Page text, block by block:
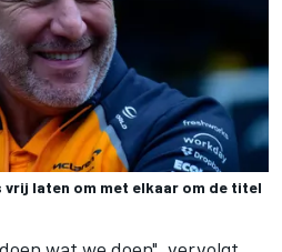
laten om met elkaar om de titel